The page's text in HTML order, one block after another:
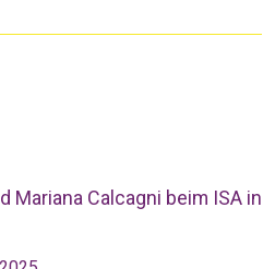
Mariana Calcagni beim ISA in